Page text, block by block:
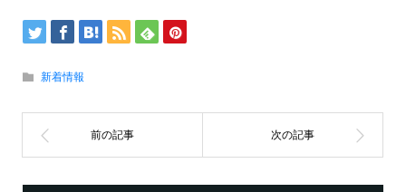
新着情報